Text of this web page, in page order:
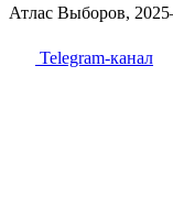
Атлас Выборов,
Telegram-канал